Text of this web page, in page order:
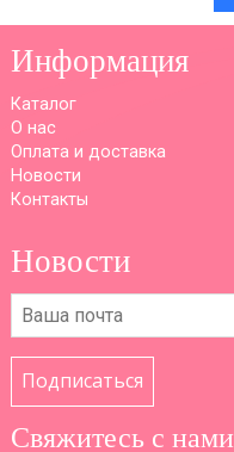
Информация
Каталог
О нас
Оплата и доставка
Новости
Контакты
Новости
Подписаться
Свяжитесь с нами